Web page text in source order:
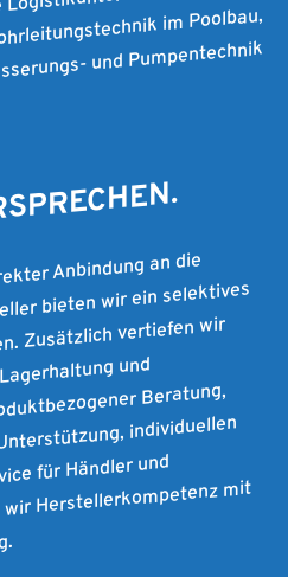
im Poolbau,
und Pumpentechnik
Anbindung an die
bieten wir ein selektives
Zusätzlich vertiefen wir
undBeratung,
individuellen
für Händler und
Herstellerkompetenz mit